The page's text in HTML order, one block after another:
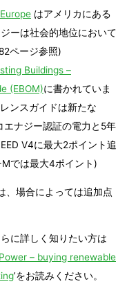
はアメリカにある
ーは社会的地位において
ページ参照)
Buildings –
(EBOM)に書かれていま
ンスガイドは新たな
エナジー認証の電力と5年
V4に最大2ポイント追
では最大4ポイント)
、場合によっては追加点
に詳しく知りたい方は
– buying renewable
’をお読みください。